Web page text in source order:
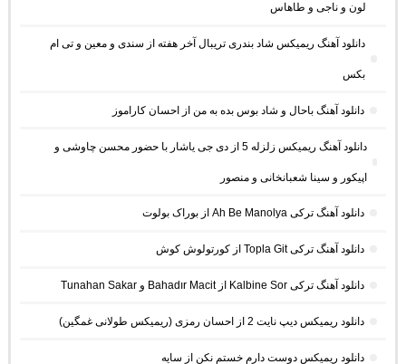
لون و ناجی و طاهاس
دانلود آهنگ ریمیکس شاد بندری تریبال آخر هفته از سندی و معین و تی ام
بکس
دانلود آهنگ باحال و شاد بوس بده به من از احسان کاراموز
دانلود آهنگ ریمیکس زلزله 5 از دی جی یاشار با حضور محسن چاوشی و
اپیکور و سینا شعبانخانی و منصور
دانلود آهنگ ترکی Ah Be Manolya از بوراک بولوت
دانلود آهنگ ترکی Topla Git از کورتولوش کوش
دانلود آهنگ ترکی Kalbine Sor از Bahadır Macit و Tunahan Sakar
دانلود ریمیکس دیپ نایت 2 از احسان رمزی (ریمیکس طولانی غمگین)
دانلود ریمیکس دوست دارم خستم نکن از سایه